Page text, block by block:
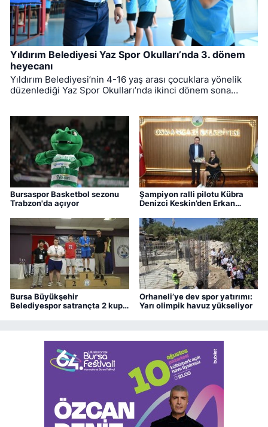
Yıldırım Belediyesi Yaz Spor Okulları’nda 3. dönem
heyecanı
Yıldırım Belediyesi’nin 4-16 yaş arası çocuklara yönelik
düzenlediği Yaz Spor Okulları’nda ikinci dönem sona
Bursaspor Basketbol sezonu
Trabzon'da açıyor
Şampiyon ralli pilotu Kübra
Denizci Keskin’den Erkan
Bursa Büyükşehir
Belediyespor satrançta 2 kupa
Orhaneli’ye dev spor yatırımı:
Yarı olimpik havuz yükseliyor